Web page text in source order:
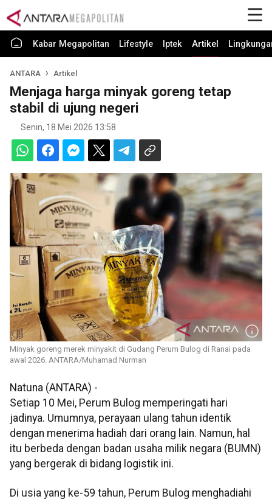
Kabar Megapolitan Lifestyle Iptek Artikel
ANTARA Artikel
Menjaga harga minyak goreng tetap
stabil di ujung negeri
Senin, 18 Mei 2026 13:58
Minyak goreng merek minyakit di Gudang Perum Bulog di Ranai pada
awal 2026. ANTARA/Muhamad Nurman
Natuna (ANTARA) -
Setiap 10 Mei, Perum Bulog memperingati hari
jadinya. Umumnya, perayaan ulang tahun identik
dengan menerima hadiah dari orang lain. Namun, hal
itu berbeda dengan badan usaha milik negara (BUMN)
yang bergerak di bidang logistik ini.
Di usia yang ke-59 tahun, Perum Bulog menghadiahi